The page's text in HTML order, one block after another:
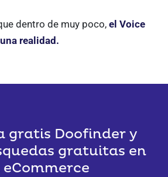
dentro de muy poco, el Voice
realidad.
gratis Doofinder y
gratuitas en